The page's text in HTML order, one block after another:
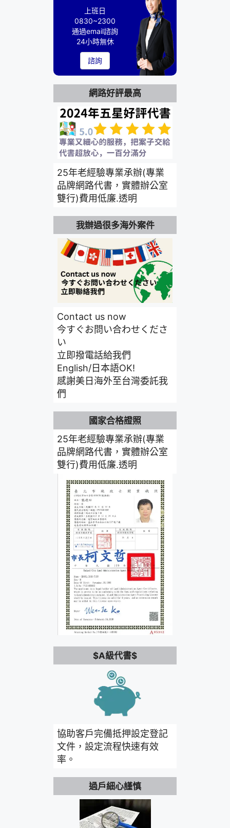
上班日
0830~2300
通過email諮詢
24小時無休
諮詢
網路好評最高
25年老經驗專業承辦(專業
品牌網路代書，實體辦公室
雙行)費用低廉.透明
我辦過很多海外案件
Contact us now
今すぐお問い合わせくださ
い
立即撥電話給我們
English/日本語OK!
感謝美日海外至台灣委託我
們
國家合格證照
25年老經驗專業承辦(專業
品牌網路代書，實體辦公室
雙行)費用低廉.透明
$A級代書$
協助客戶完備抵押設定登記
文件，設定流程快速有效
率。
過戶細心謹慎